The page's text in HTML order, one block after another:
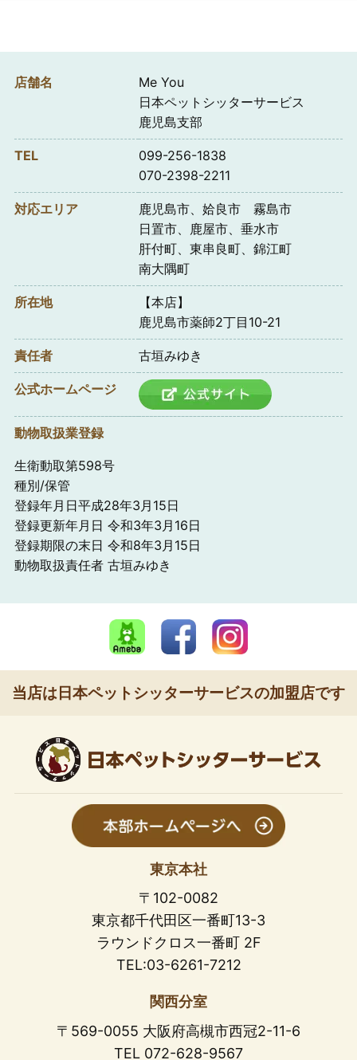
店舗名
Me You
日本ペットシッターサービス
鹿児島支部
TEL
099-256-1838
070-2398-2211
対応エリア
鹿児島市、姶良市 霧島市
日置市、鹿屋市、垂水市
肝付町、東串良町、錦江町
南大隅町
所在地
【本店】
鹿児島市薬師2丁目10-21
責任者 古垣みゆき
公式ホームページ
動物取扱業登録
生衛動取第598号
種別/保管
登録年月日平成28年3月15日
登録更新年月日 令和3年3月16日
登録期限の末日 令和8年3月15日
動物取扱責任者 古垣みゆき
当店は日本ペットシッターサービスの加盟店です
東京本社
〒102-0082
東京都千代田区一番町13-3
ラウンドクロス一番町 2F
TEL:03-6261-7212
関西分室
〒569-0055 大阪府高槻市西冠2-11-6
TEL 072-628-9567